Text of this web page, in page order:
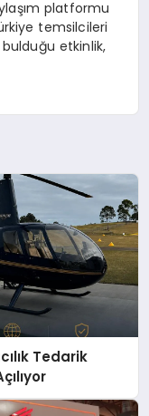
platformu
temsilcileri
etkinlik,
Tedarik